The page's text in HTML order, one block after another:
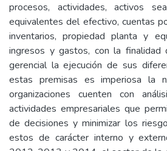
procesos, actividades, activos
equivalentes del efectivo, cuentas
inventarios, propiedad planta y
ingresos y gastos, con la finalidad
gerencial la ejecución de sus
estas premisas es imperiosa la
organizaciones cuenten con
actividades empresariales que
de decisiones y minimizar los
estos de carácter interno y